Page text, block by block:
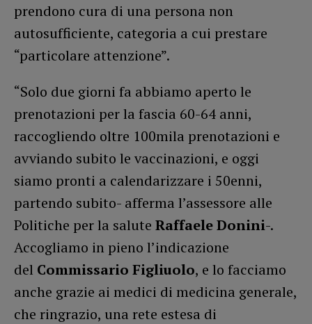
prendono cura di una persona non
autosufficiente, categoria a cui prestare
“particolare attenzione”.
“Solo due giorni fa abbiamo aperto le
prenotazioni per la fascia 60-64 anni,
raccogliendo oltre 100mila prenotazioni e
avviando subito le vaccinazioni, e oggi
siamo pronti a calendarizzare i 50enni,
partendo subito- afferma l’assessore alle
Politiche per la salute Raffaele Donini-.
Accogliamo in pieno l’indicazione
del Commissario Figliuolo, e lo facciamo
anche grazie ai medici di medicina generale,
che ringrazio, una rete estesa di